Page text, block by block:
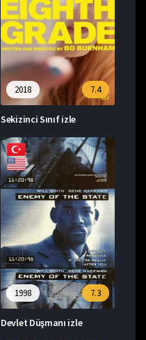
7.4
2018
Sekizinci Sınıf izle
7.3
1998
Devlet Düşmanı izle